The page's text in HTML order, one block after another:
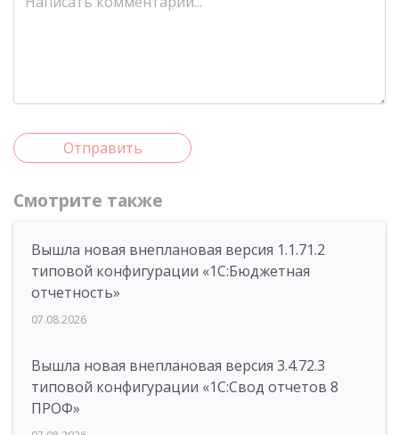
Отправить
Смотрите также
Вышла новая внеплановая версия 1.1.71.2
типовой конфигурации «1C:Бюджетная
отчетность»
07.08.2026
Вышла новая внеплановая версия 3.4.72.3
типовой конфигурации «1C:Свод отчетов 8
ПРОФ»